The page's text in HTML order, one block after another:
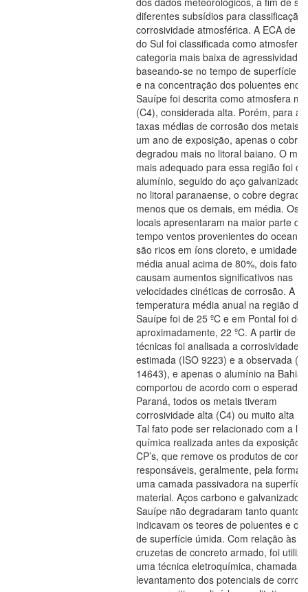
diferentes subsídios para classificação
corrosividade atmosférica. A ECA de
do Sul foi classificada como atmosfera
categoria mais baixa de agressividade
baseando-se no tempo de superfície
e na concentração dos poluentes
Sauípe foi descrita como atmosfera
(C4), considerada alta. Porém, para as
taxas médias de corrosão dos metais,
um ano de exposição, apenas o cobre
degradou mais no litoral baiano. O
mais adequado para essa região foi o
alumínio, seguido do aço galvanizado.
no litoral paranaense, o cobre
menos que os demais, em média. Os
locais apresentaram na maior parte do
tempo ventos provenientes do
são ricos em íons cloreto, e umidade
média anual acima de 80%, dois
causam aumentos significativos nas
velocidades cinéticas de corrosão. A
temperatura média anual na região de
Sauípe foi de 25 ºC e em Pontal foi de,
aproximadamente, 22 ºC. A partir de
técnicas foi analisada a corrosividade
estimada (ISO 9223) e a observada
14643), e apenas o alumínio na Bahia
comportou de acordo com o
Paraná, todos os metais tiveram
corrosividade alta (C4) ou muito alta
Tal fato pode ser relacionado com a
química realizada antes da exposição
CP’s, que remove os produtos de
responsáveis, geralmente, pela
uma camada passivadora na
material. Aços carbono e galvanizado
Sauípe não degradaram tanto quanto
indicavam os teores de poluentes e o
de superfície úmida. Com relação às
cruzetas de concreto armado, foi
uma técnica eletroquímica, chamada
levantamento dos potenciais de